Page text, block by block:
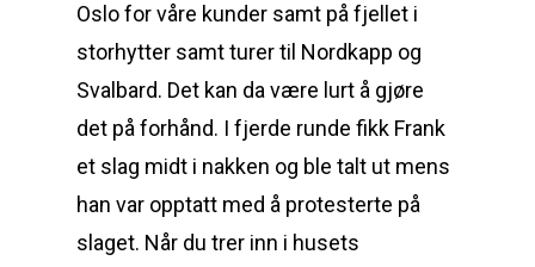
Oslo for våre kunder samt på fjellet i
storhytter samt turer til Nordkapp og
Svalbard. Det kan da være lurt å gjøre
det på forhånd. I fjerde runde fikk Frank
et slag midt i nakken og ble talt ut mens
han var opptatt med å protesterte på
slaget. Når du trer inn i husets